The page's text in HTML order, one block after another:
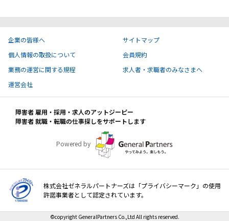
企業の皆様へ
サイトマップ
個人情報の取扱について
会員規約
業務の運営に関する規程
求人者・求職者のみなさまへ
運営会社
障害者 雇用・採用・求人のアットジーピー
障害者 就職・転職の仕事探しをサポートします
Powered by
株式会社ゼネラルパートナーズは「プライバシーマーク」の使用
許諾事業者として認定されています。
©copyright GeneralPartners Co.,Ltd All rights reserved.
障害のある新卒学生専門の就職エージェントサービス
障害者専門の求人検索・スカウトサービス
障害別専門支援の就労移行支援サービス
就職・転職ノウハウ
お問い合わせ・よくある質問
お問い合わせ
よくある質問
採用をお考えの企業様はこちら
メニューを閉じる